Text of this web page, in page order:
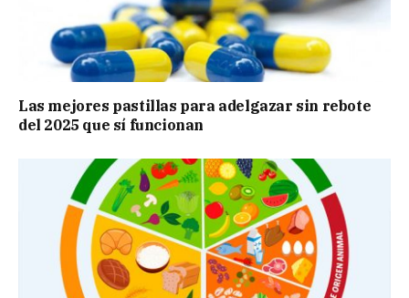
Las mejores pastillas para adelgazar sin rebote
del 2025 que sí funcionan